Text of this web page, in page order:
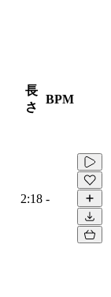
長
さ
BPM
2:18 -